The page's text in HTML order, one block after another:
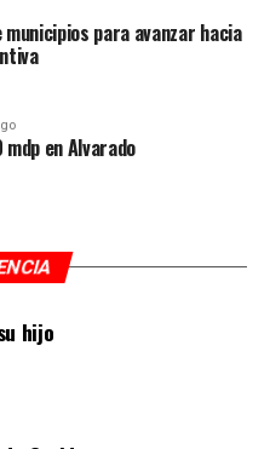
para avanzar hacia
en Alvarado
hijo